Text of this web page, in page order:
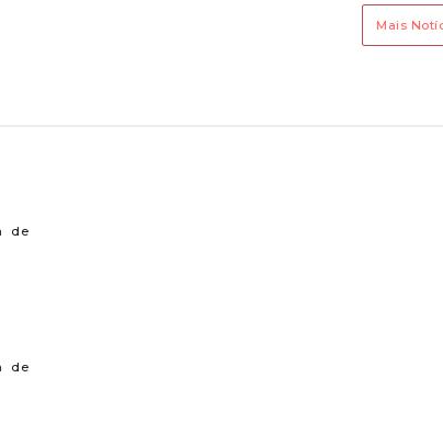
derivados; e, Venda a retalho de lacticínios e
Mais
de
de